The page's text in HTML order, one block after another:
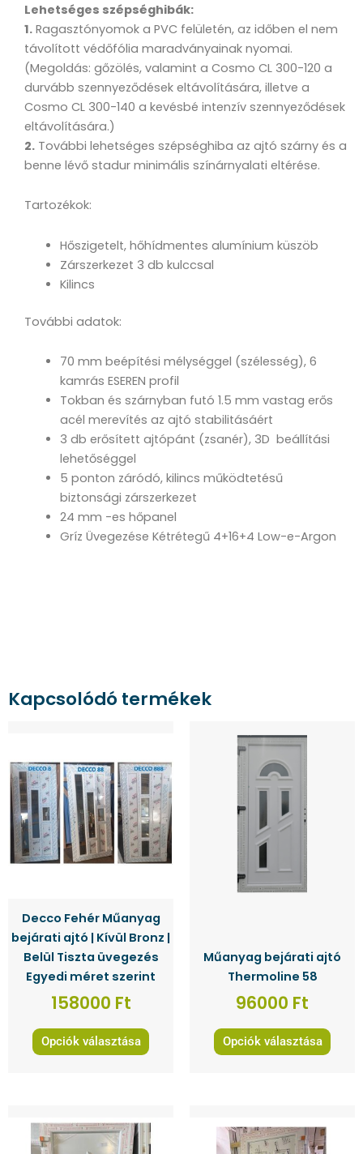
Lehetséges szépséghibák:
1. Ragasztónyomok a PVC felületén, az időben el nem
távolított védőfólia maradványainak nyomai.
(Megoldás: gőzölés, valamint a Cosmo CL 300-120 a
durvább szennyeződések eltávolítására, illetve a
Cosmo CL 300-140 a kevésbé intenzív szennyeződések
eltávolítására.)
2. További lehetséges szépséghiba az ajtó szárny és a
benne lévő stadur minimális színárnyalati eltérése.
Tartozékok:
Hőszigetelt, hőhídmentes alumínium küszöb
Zárszerkezet 3 db kulccsal
Kilincs
További adatok:
70 mm beépítési mélységgel (szélesség), 6
kamrás ESEREN profil
Tokban és szárnyban futó 1.5 mm vastag erős
acél merevítés az ajtó stabilitásáért
3 db erősített ajtópánt (zsanér), 3D beállítási
lehetőséggel
5 ponton záródó, kilincs működtetésű
biztonsági zárszerkezet
24 mm -es hőpanel
Gríz Üvegezése Kétrétegű 4+16+4 Low-e-Argon
Kapcsolódó termékek
Decco Fehér Műanyag
bejárati ajtó | Kívül Bronz |
Belül Tiszta üvegezés
Egyedi méret szerint
158000 Ft
Opciók választása
terméknek
több
variációja
van.
A
változatok
választhatók
ki
Műanyag bejárati ajtó
Thermoline 58
96000 Ft
Opciók választása
a
terméknek
több
variációja
van.
a
a
a